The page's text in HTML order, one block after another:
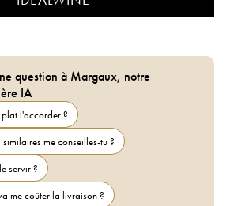
question à Margaux, notre
IA
l'accorder ?
me conseilles-tu ?
servir ?
me coûter la livraison ?